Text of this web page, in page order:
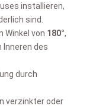
installieren,
sind.
Winkel von 180°,
Inneren des
durch
verzinkter oder